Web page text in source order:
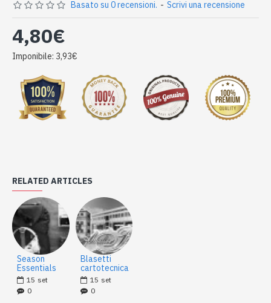
Basato su 0 recensioni. - Scrivi una recensione
4,80€
Imponibile: 3,93€
RELATED ARTICLES
Season
Essentials
15 set
0
Blasetti
cartotecnica
15 set
0